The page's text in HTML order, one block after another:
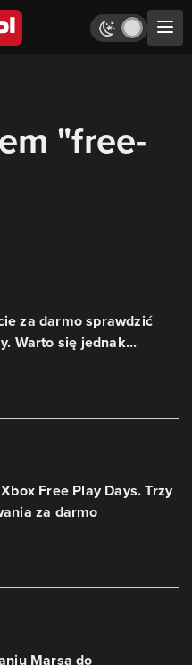
"free-
za darmo sprawdzić
Warto się jednak...
Free Play Days. Trzy
za darmo
Marsa do